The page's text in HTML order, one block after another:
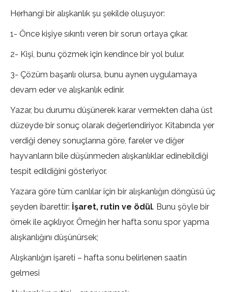
Herhangi bir alışkanlık şu şekilde oluşuyor:
1- Önce kişiye sıkıntı veren bir sorun ortaya çıkar.
2- Kişi, bunu çözmek için kendince bir yol bulur.
3- Çözüm başarılı olursa, bunu aynen uygulamaya
devam eder ve alışkanlık edinir.
Yazar, bu durumu düşünerek karar vermekten daha üst
düzeyde bir sonuç olarak değerlendiriyor. Kitabında yer
verdiği deney sonuçlarına göre, fareler ve diğer
hayvanların bile düşünmeden alışkanlıklar edinebildiği
tespit edildiğini gösteriyor.
Yazara göre tüm canlılar için bir alışkanlığın döngüsü üç
şeyden ibarettir: İşaret, rutin ve ödül. Bunu şöyle bir
örnek ile açıklıyor. Örneğin her hafta sonu spor yapma
alışkanlığını düşünürsek;
Alışkanlığın işareti – hafta sonu belirlenen saatin
gelmesi